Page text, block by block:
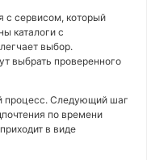
с сервисом, который
каталоги с
выбор.
выбрать проверенного
процесс. Следующий шаг
по времени
в виде